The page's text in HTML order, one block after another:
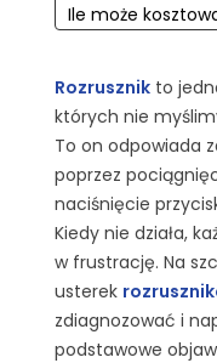
Ile może
Kiedy naprawiać,
Czego unikać –
Jak
przetrwał zimę
Najlepsze
Podsumowanie
Już teraz
z nami lub
Rozrusznik to
których nie
To on odpowiada
poprzez
naciśnięcie
Kiedy nie działa,
w frustrację. Na
usterek
zdiagnozować i
podstawowe